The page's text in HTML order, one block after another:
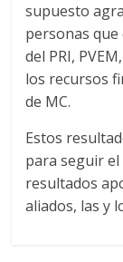
supuesto
personas
del PRI,
los recursos
de MC.
Estos
para seguir
resultados
aliados, las y